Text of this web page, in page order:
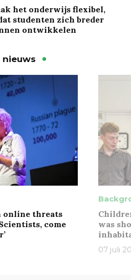
het onderwijs flexibel,
studenten zich breder
ontwikkelen
nieuws
online threats
come
was
07 juli